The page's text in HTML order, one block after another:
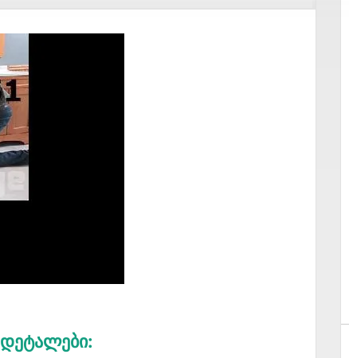
Დეტალები: